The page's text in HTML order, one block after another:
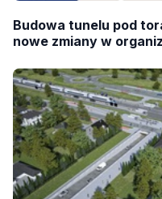
Budowa tunelu pod
nowe zmiany w